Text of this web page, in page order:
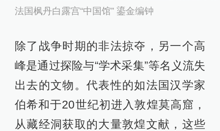
法国枫丹白露宫“中国馆” 鎏金编钟
除了战争时期的非法掠夺，另一个高
峰是通过探险与“学术采集”等名义流失
出去的文物。代表性的如法国汉学家
伯希和于20世纪初进入敦煌莫高窟，
从藏经洞获取的大量敦煌文献，这些